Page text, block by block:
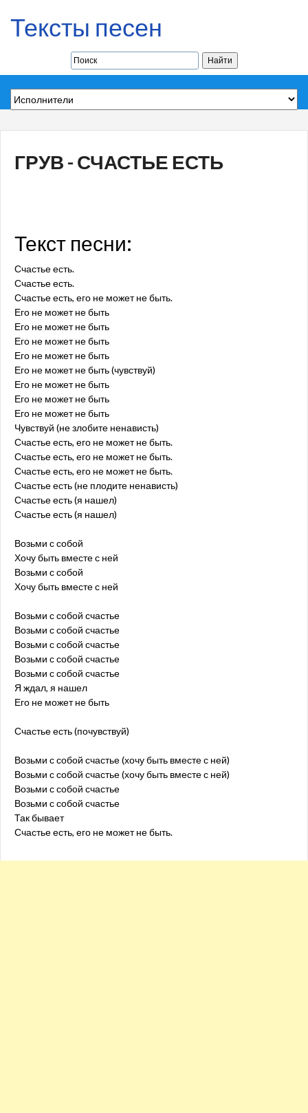
Тексты песен
ГРУВ - СЧАСТЬЕ ЕСТЬ
Текст песни:
Счастье есть.
Счастье есть.
Счастье есть, его не может не быть.
Его не может не быть
Его не может не быть
Его не может не быть
Его не может не быть
Его не может не быть (чувствуй)
Его не может не быть
Его не может не быть
Его не может не быть
Чувствуй (не злобите ненависть)
Счастье есть, его не может не быть.
Счастье есть, его не может не быть.
Счастье есть, его не может не быть.
Счастье есть (не плодите ненависть)
Счастье есть (я нашел)
Счастье есть (я нашел)
Возьми с собой
Хочу быть вместе с ней
Возьми с собой
Хочу быть вместе с ней
Возьми с собой счастье
Возьми с собой счастье
Возьми с собой счастье
Возьми с собой счастье
Возьми с собой счастье
Я ждал, я нашел
Его не может не быть
Счастье есть (почувствуй)
Возьми с собой счастье (хочу быть вместе с ней)
Возьми с собой счастье (хочу быть вместе с ней)
Возьми с собой счастье
Возьми с собой счастье
Так бывает
Счастье есть, его не может не быть.